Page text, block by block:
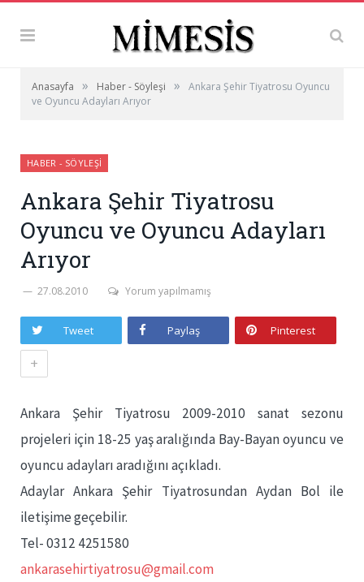
Anasayfa » Haber - Söyleşi »
Ankara Şehir Tiyatrosu Oyuncu
ve Oyuncu Adayları Arıyor
HABER - SÖYLEŞI
Ankara Şehir Tiyatrosu
Oyuncu ve Oyuncu Adayları
Arıyor
27.08.2010 Yorum yapılmamış
Tweet Paylaş Pinterest
+
Ankara Şehir Tiyatrosu 2009-2010 sanat sezonu
projeleri için 18-25 yaş aralığında Bay-Bayan oyuncu ve
oyuncu adayları aradığını açıkladı.
Adaylar Ankara Şehir Tiyatrosundan Aydan Bol ile
iletişime geçebilir.
Tel- 0312 4251580
ankarasehirtiyatrosu@gmail.com